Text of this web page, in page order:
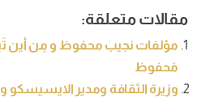
مقالات متعلقة:
مؤلفات نجيب محفوظ و مِن أين
مَحفوظ
وزيرة الثقافة ومدير الايسيسكو